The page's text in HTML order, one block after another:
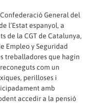
General del
l’Estat espanyol, a
de la CGT de Catalunya,
Empleo y Seguridad
treballadores que hagin
com un
perilloses i
amb
accedir a la pensió